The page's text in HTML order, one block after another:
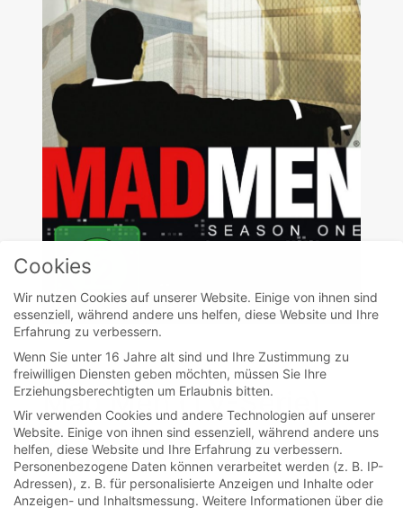
movies
Mad Men (TV-Serie)
Der Begriff „Mad Men“ wurde für die
Werbetreibenden der Madison Avenue
verwendet. In New York Anfang der 60er...
Cookies
Wir nutzen Cookies auf unserer Website. Einige von ihnen sind
essenziell, während andere uns helfen, diese Website und Ihre
Erfahrung zu verbessern.
Wenn Sie unter 16 Jahre alt sind und Ihre Zustimmung zu
freiwilligen Diensten geben möchten, müssen Sie Ihre
Erziehungsberechtigten um Erlaubnis bitten.
Wir verwenden Cookies und andere Technologien auf unserer
Website. Einige von ihnen sind essenziell, während andere uns
helfen, diese Website und Ihre Erfahrung zu verbessern.
Personenbezogene Daten können verarbeitet werden (z. B. IP-
Adressen), z. B. für personalisierte Anzeigen und Inhalte oder
Anzeigen- und Inhaltsmessung. Weitere Informationen über die